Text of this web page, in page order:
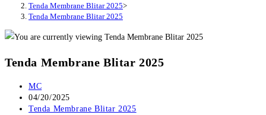
Tenda Membrane Blitar 2025>
Tenda Membrane Blitar 2025
Tenda Membrane Blitar 2025
Post
author:
MC
Post
published:
04/20/2025
Post
Tenda Membrane Blitar 2025